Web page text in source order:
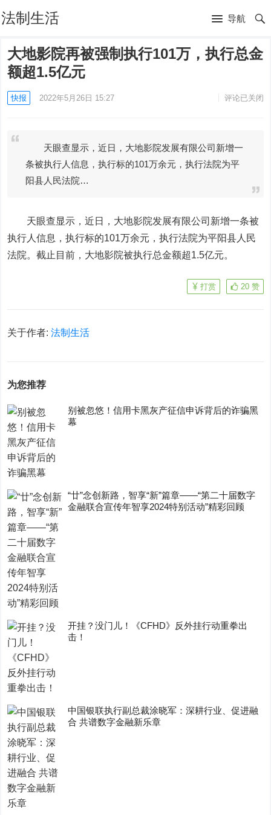
法制生活 导航
大地影院再被强制执行101万，执行总金
额超1.5亿元
快报 2022年5月26日 15:27 评论已关闭
天眼查显示，近日，大地影院发展有限公司新增一
条被执行人信息，执行标的101万余元，执行法院为平
阳县人民法院…
天眼查显示，近日，大地影院发展有限公司新增一条被
执行人信息，执行标的101万余元，执行法院为平阳县人民
法院。截止目前，大地影院被执行总金额超1.5亿元。
20 赞
打赏
关于作者:法制生活
为您推荐
别被忽悠！信用卡黑灰产征信申诉背后的诈骗黑
幕
“廿”念创新路，智享“新”篇章——“第二十届数字
金融联合宣传年智享2024特别活动”精彩回顾
开挂？没门儿！《CFHD》反外挂行动重拳出
击！
中国银联执行副总裁涂晓军：深耕行业、促进融
合 共谱数字金融新乐章